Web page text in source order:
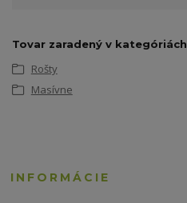
Tovar zaradený v kategóriách
Rošty
Masívne
INFORMÁCIE